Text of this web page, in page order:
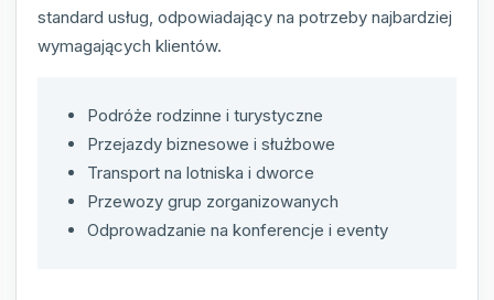
standard usług, odpowiadający na potrzeby najbardziej
wymagających klientów.
Podróże rodzinne i turystyczne
Przejazdy biznesowe i służbowe
Transport na lotniska i dworce
Przewozy grup zorganizowanych
Odprowadzanie na konferencje i eventy